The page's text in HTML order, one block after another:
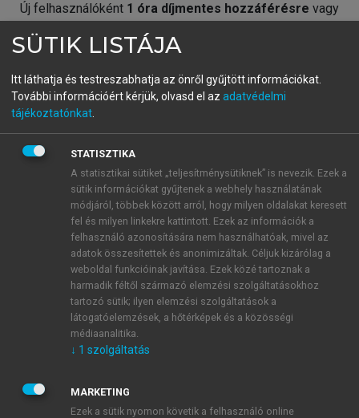
Új felhasználóként 1 óra díjmentes hozzáférésre vagy
fiókoddal,vagy hozz létre új fiókot.
A regisztráció után apróbaidőszakautomatikusan
BELÉPÉS SAJÁT FIÓKKAL
ÚJ FIÓK LÉTREHOZÁSA
1 óra díjmentes hozzáférés
E-MAIL-CÍM
JELSZÓ
SÜTIK LISTÁJA
Itt láthatja és testreszabhatja az önről gyűjtött információkat.
További információért kérjük, olvasd el az adatvédelmi
tájékoztatónkat
STATISZTIKA
A statisztikai sütiket „teljesítménysütiknek” is nevezik. Ezek a
sütik információkat gyűjtenek a webhely használatának
módjáról, többek között arról, hogy milyen oldalakat keresett
fel és milyen linkekre kattintott. Ezek az információk a
felhasználó azonosítására nem használhatóak, mivel az
adatok összesítettek és anonimizáltak. Céljuk kizárólag a
weboldal funkcióinak javítása. Ezek közé tartoznak a
harmadik féltől származó elemzési szolgáltatásokhoz
tartozó sütik; ilyen elemzési szolgáltatások a
látogatóelemzések, a hőtérképek és a közösségi
médiaanalitika.
↓ 1 szolgáltatás
MARKETING
Ezek a sütik nyomon követik a felhasználó online